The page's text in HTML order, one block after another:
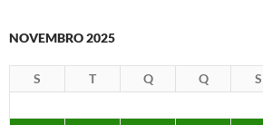
NOVEMBRO 2025
S T Q Q S